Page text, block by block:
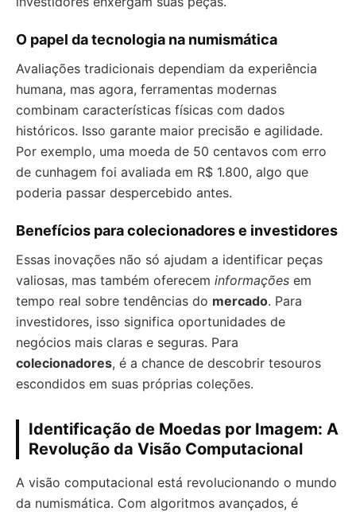
O papel da tecnologia na numismática
Avaliações tradicionais dependiam da experiência
humana, mas agora, ferramentas modernas
combinam características físicas com dados
históricos. Isso garante maior precisão e agilidade.
Por exemplo, uma moeda de 50 centavos com erro
de cunhagem foi avaliada em R$ 1.800, algo que
poderia passar despercebido antes.
Benefícios para colecionadores e investidores
Essas inovações não só ajudam a identificar peças
valiosas, mas também oferecem informações em
tempo real sobre tendências do mercado. Para
investidores, isso significa oportunidades de
negócios mais claras e seguras. Para
colecionadores, é a chance de descobrir tesouros
escondidos em suas próprias coleções.
Identificação de Moedas por Imagem: A
Revolução da Visão Computacional
A visão computacional está revolucionando o mundo
da numismática. Com algoritmos avançados, é